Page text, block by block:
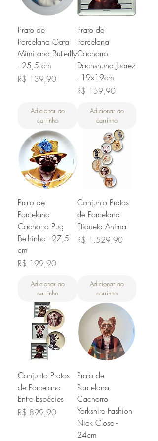
Prato de
Porcelana Gata
Mimi and Butterfly
- 25,5 cm
Preço
R$ 139,90
Adicionar ao
carrinho
Prato de
Porcelana
Cachorro
Dachshund Juarez
- 19x19cm
Preço
R$ 159,90
Adicionar ao
carrinho
Prato de
Porcelana
Cachorro Pug
Bethinha - 27,5
cm
Preço
R$ 199,90
Adicionar ao
carrinho
Conjunto Pratos
de Porcelana
Etiqueta Animal
Preço
R$ 1.529,90
Adicionar ao
carrinho
Conjunto Pratos
de Porcelana
Entre Espécies
Preço
R$ 899,90
Prato de
Porcelana
Cachorro
Yorkshire Fashion
Nick Close -
24cm